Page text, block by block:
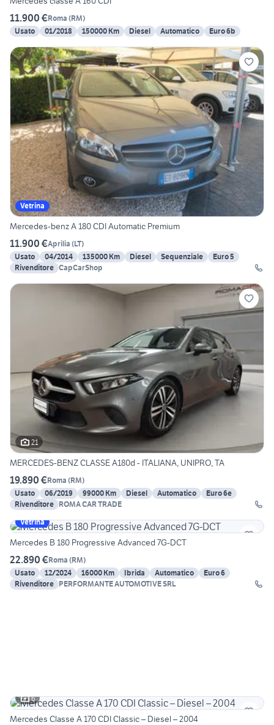
11.900 €Roma (RM)
Usato
01/2018 150000 Km Diesel Automatico Euro 6b
Vetrina
Mercedes-benz A 180 CDI Automatic Premium
11.900 €Aprilia (LT)
Usato
04/2014 135000 Km Diesel Sequenziale
Euro 5
Rivenditore CapCarShop
21
MERCEDES-BENZ CLASSE A180d - ITALIANA, UNIPRO, TA
19.890 €Roma (RM)
Usato
06/2019 99000 Km Diesel Automatico
Euro 6e
Rivenditore ROMA CAR TRADE
Vetrina
Mercedes B 180 Progressive Advanced 7G-DCT
22.890 €Roma (RM)
Usato
12/2024 16000 Km Ibrida Automatico
Euro 6
Rivenditore PERFORMANTE AUTOMOTIVE SRL
6
Mercedes Classe A 170 CDI Classic – Diesel – 2004